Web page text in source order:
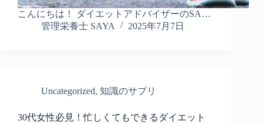
こんにちは！ ダイエットアドバイザーのSA…
管理栄養士 SAYA
2025年7月7日
Uncategorized, 知識のサプリ
30代女性必見！忙しくてもできるダイエット